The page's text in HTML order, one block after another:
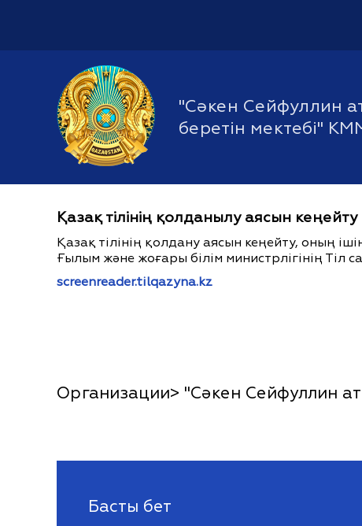
"Сәкен Сейфуллин
беретін мектебі"
Қазақ тілінің қолданылу аясын кеңейту
Қазақ тілінің қолдану аясын кеңейту, оның
Ғылым және жоғары білім министрлігінің Тіл
screenreader.tilqazyna.kz
Организации> "Сәкен Сейфуллин
Басты бет